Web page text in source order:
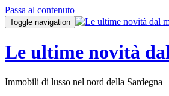
Passa al contenuto
Toggle navigation
Le ultime novità
Immobili di lusso nel nord della Sardegna